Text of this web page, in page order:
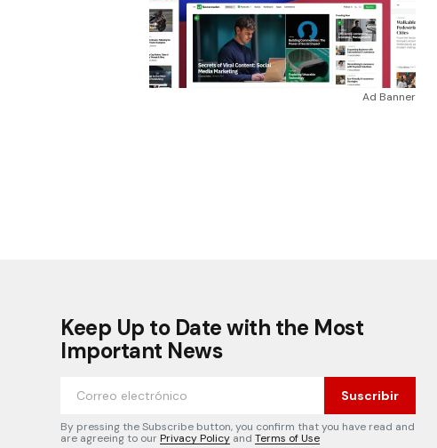
Ad Banner
Keep Up to Date with the Most
Important News
Suscribir
By pressing the Subscribe button, you confirm that you have read and
are agreeing to ourPrivacy Policy and Terms of Use